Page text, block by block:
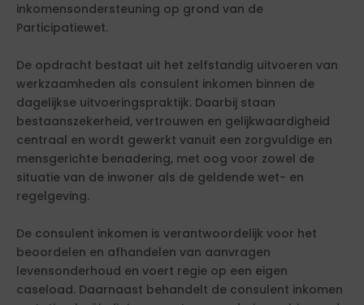
inkomensondersteuning op grond van de
Participatiewet.
De opdracht bestaat uit het zelfstandig uitvoeren van
werkzaamheden als consulent inkomen binnen de
dagelijkse uitvoeringspraktijk. Daarbij staan
bestaanszekerheid, vertrouwen en gelijkwaardigheid
centraal en wordt gewerkt vanuit een zorgvuldige en
mensgerichte benadering, met oog voor zowel de
situatie van de inwoner als de geldende wet- en
regelgeving.
De consulent inkomen is verantwoordelijk voor het
beoordelen en afhandelen van aanvragen
levensonderhoud en voert regie op een eigen
caseload. Daarnaast behandelt de consulent inkomen